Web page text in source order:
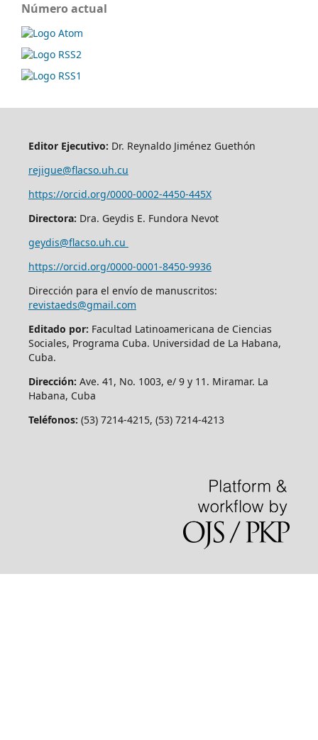
Número actual
Editor Ejecutivo: Dr. Reynaldo Jiménez Guethón
rejigue@flacso.uh.cu
https://orcid.org/0000-0002-4450-445X
Directora: Dra. Geydis E. Fundora Nevot
geydis@flacso.uh.cu
https://orcid.org/0000-0001-8450-9936
Dirección para el envío de manuscritos:
revistaeds@gmail.com
Editado por: Facultad Latinoamericana de Ciencias
Sociales, Programa Cuba. Universidad de La Habana,
Cuba.
Dirección: Ave. 41, No. 1003, e/ 9 y 11. Miramar. La
Habana, Cuba
Teléfonos: (53) 7214-4215, (53) 7214-4213